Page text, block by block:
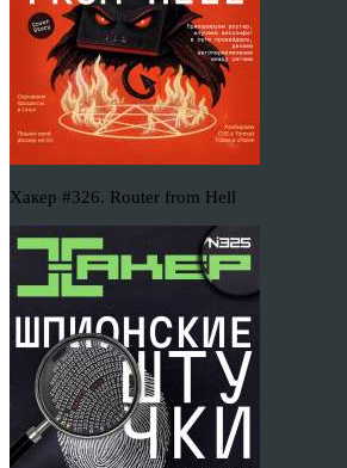
Хакер #326. Router from Hell